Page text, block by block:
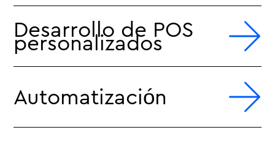
Desarrollo de POS
personalizados
Automatización